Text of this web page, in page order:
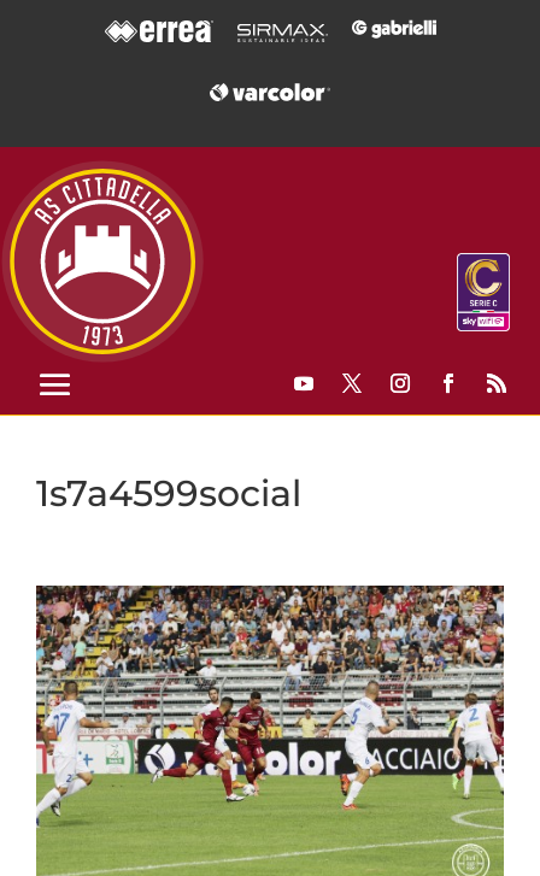
1s7a4599social